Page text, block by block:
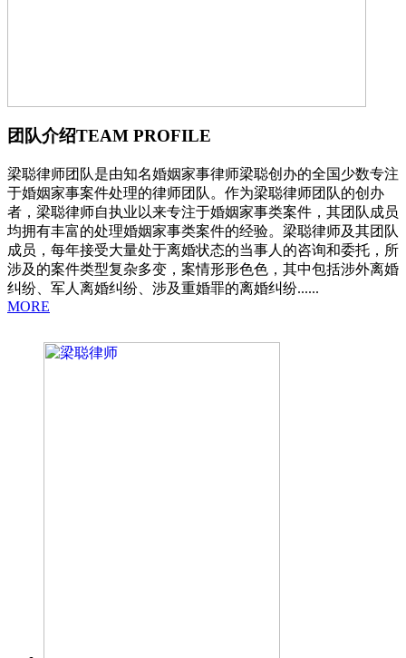
团队介绍TEAM PROFILE
梁聪律师团队是由知名婚姻家事律师梁聪创办的全国少数专注
于婚姻家事案件处理的律师团队。作为梁聪律师团队的创办
者，梁聪律师自执业以来专注于婚姻家事类案件，其团队成员
均拥有丰富的处理婚姻家事类案件的经验。梁聪律师及其团队
成员，每年接受大量处于离婚状态的当事人的咨询和委托，所
涉及的案件类型复杂多变，案情形形色色，其中包括涉外离婚
纠纷、军人离婚纠纷、涉及重婚罪的离婚纠纷......
MORE